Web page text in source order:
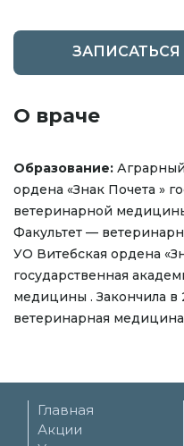
ЗАПИСАТЬСЯ
О враче
Образование:
ордена «Знак Почета »
ветеринарной
Факультет —
УО Витебская ордена
государственная
медицины . Закончила в
ветеринарная
Главная
Акции